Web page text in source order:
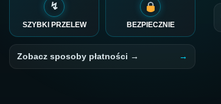
↯
SZYBKI PRZELEW BEZPIECZNIE
Zobacz sposoby płatności →